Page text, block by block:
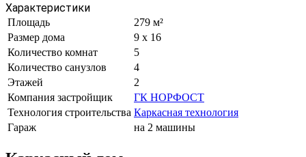
Характеристики
Площадь
279 м²
Размер дома
9 x 16
Количество комнат
5
Количество санузлов
4
Этажей
2
Компания застройщик
ГК НОРФОСТ
Технология строительства Каркасная технология
Гараж
на 2 машины